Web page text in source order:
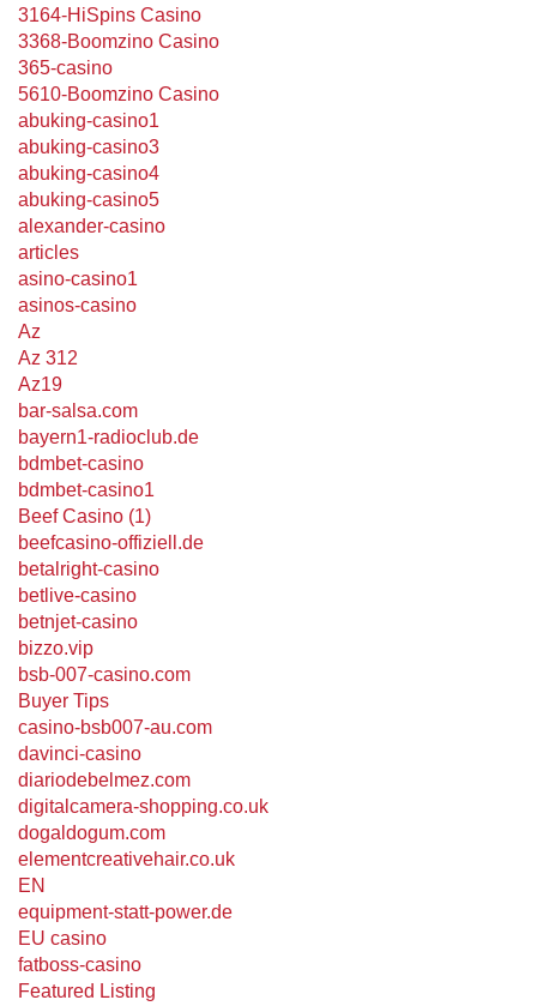
3164-HiSpins Casino
3368-Boomzino Casino
365-casino
5610-Boomzino Casino
abuking-casino1
abuking-casino3
abuking-casino4
abuking-casino5
alexander-casino
articles
asino-casino1
asinos-casino
Az
Az 312
Az19
bar-salsa.com
bayern1-radioclub.de
bdmbet-casino
bdmbet-casino1
Beef Casino (1)
beefcasino-offiziell.de
betalright-casino
betlive-casino
betnjet-casino
bizzo.vip
bsb-007-casino.com
Buyer Tips
casino-bsb007-au.com
davinci-casino
diariodebelmez.com
digitalcamera-shopping.co.uk
dogaldogum.com
elementcreativehair.co.uk
EN
equipment-statt-power.de
EU casino
fatboss-casino
Featured Listing